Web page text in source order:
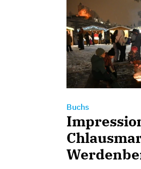
Buchs